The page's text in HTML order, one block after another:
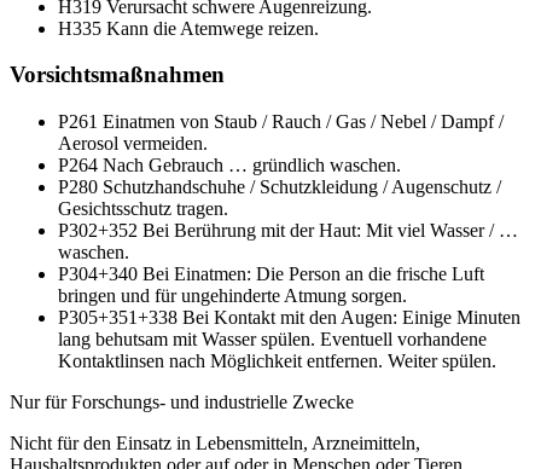
H319 Verursacht schwere Augenreizung.
H335 Kann die Atemwege reizen.
Vorsichtsmaßnahmen
P261 Einatmen von Staub / Rauch / Gas / Nebel / Dampf /
Aerosol vermeiden.
P264 Nach Gebrauch … gründlich waschen.
P280 Schutzhandschuhe / Schutzkleidung / Augenschutz /
Gesichtsschutz tragen.
P302+352 Bei Berührung mit der Haut: Mit viel Wasser / …
waschen.
P304+340 Bei Einatmen: Die Person an die frische Luft
bringen und für ungehinderte Atmung sorgen.
P305+351+338 Bei Kontakt mit den Augen: Einige Minuten
lang behutsam mit Wasser spülen. Eventuell vorhandene
Kontaktlinsen nach Möglichkeit entfernen. Weiter spülen.
Nur für Forschungs- und industrielle Zwecke
Nicht für den Einsatz in Lebensmitteln, Arzneimitteln,
Haushaltsprodukten oder auf oder in Menschen oder Tieren